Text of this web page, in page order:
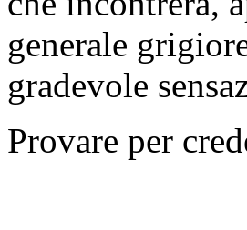
generale
gradevole
Provare per